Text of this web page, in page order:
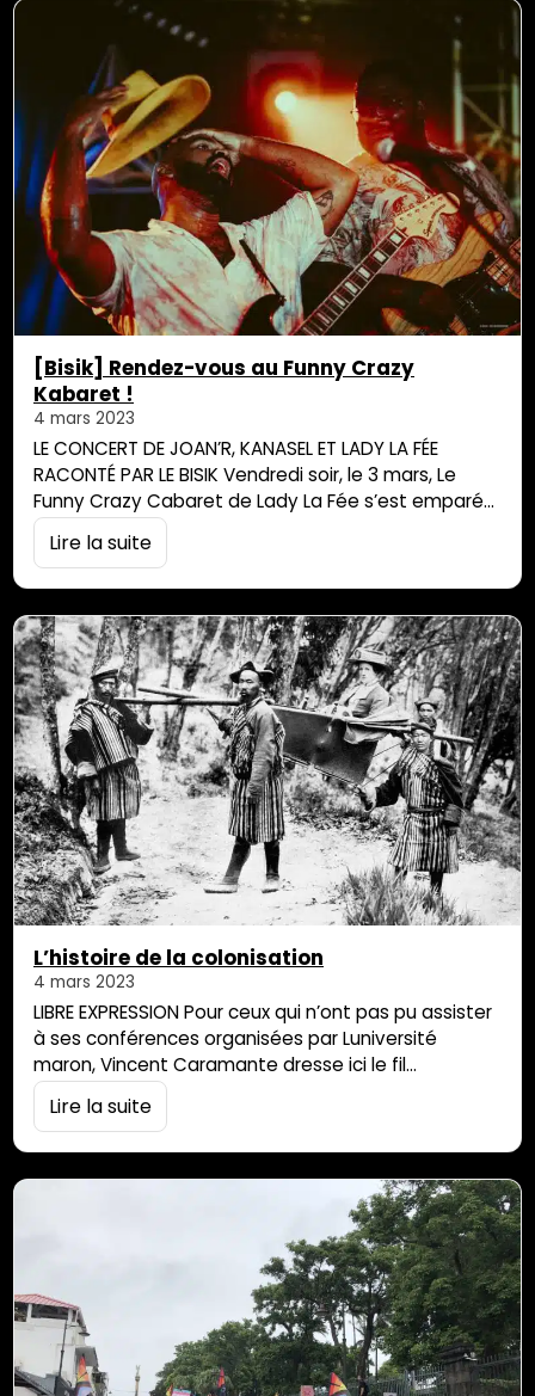
remarqué la sécheresse de ces derniers mois alors
[Bisik] Rendez-vous au Funny Crazy
Kabaret !
4 mars 2023
LE CONCERT DE JOAN’R, KANASEL ET LADY LA FÉE
RACONTÉ PAR LE BISIK Vendredi soir, le 3 mars, Le
Funny Crazy Cabaret de Lady La Fée s’est emparé
du Bisik, emportant avec lui celles et ceux se
trouvant dans les alentours tandis Le Flower Trio de
Lire la suite
L’histoire de la colonisation
4 mars 2023
LIBRE EXPRESSION Pour ceux qui n’ont pas pu assister
à ses conférences organisées par Luniversité
maron, Vincent Caramante dresse ici le fil
conducteur de son exposé. Une prochaine
conférence est programmée le 7 avril 2023 à
MARON et son précieux responsable, animateur,
coordinateur, d’avoir organisé cette
conférence/débat, me faisant […]
Lire la suite